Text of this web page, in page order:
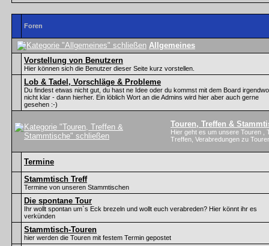
Foren
Allgemeines
Vorstellung von Benutzern
Hier können sich die Benutzer dieser Seite kurz vorstellen.
Lob & Tadel, Vorschläge & Probleme
Du findest etwas nicht gut, du hast ne Idee oder du kommst mit dem Board irgendwo
nicht klar - dann hierher. Ein löblich Wort an die Admins wird hier aber auch gerne
gesehen :-)
Touren, Treffen &
Hier geht es um unsere Touren ,
Treffen, Verabredungen zu
Termine
Stammtisch Treff
Termine von unseren Stammtischen
Die spontane Tour
Ihr wollt spontan um`s Eck brezeln und wollt euch verabreden? Hier könnt ihr es
verkünden
Stammtisch-Touren
hier werden die Touren mit festem Termin gepostet